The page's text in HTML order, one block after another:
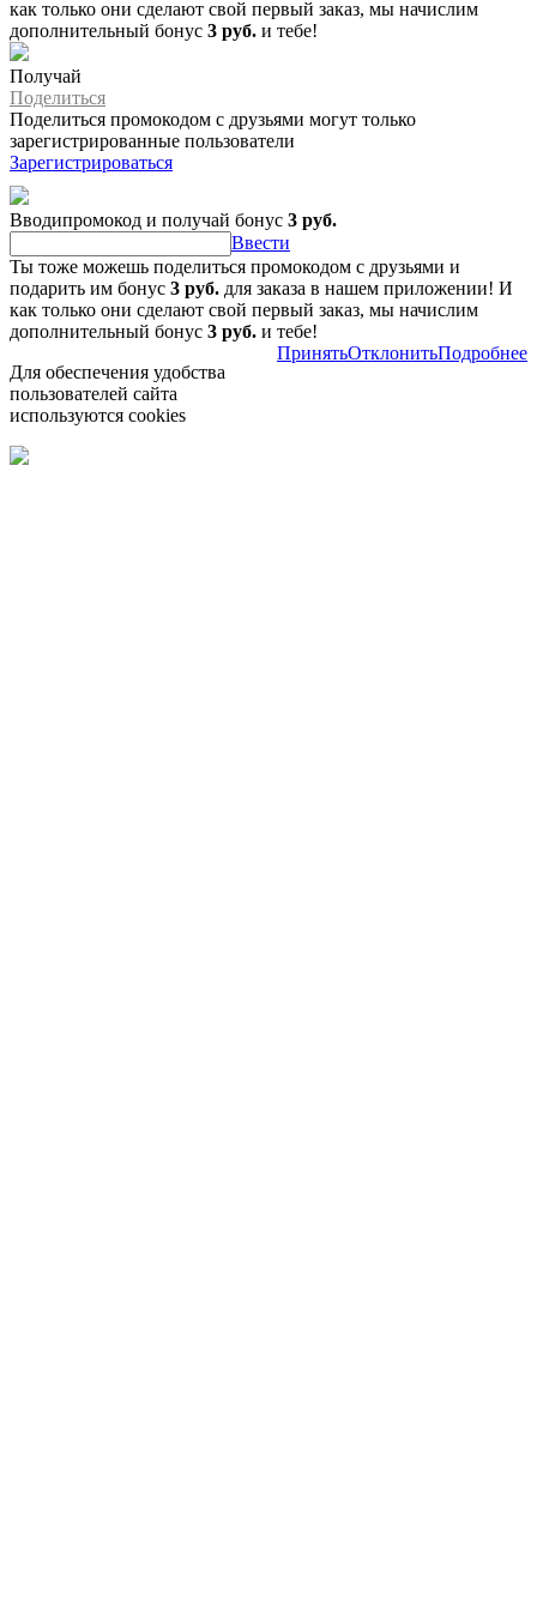
как только они сделают свой первый заказ, мы начислим
дополнительный бонус 3 руб. и тебе!
Получай
Поделиться
Поделиться промокодом с друзьями могут только
зарегистрированные пользователи
Зарегистрироваться
Вводипромокод и получай бонус 3 руб.
Ввести
Ты тоже можешь поделиться промокодом с друзьями и
подарить им бонус 3 руб. для заказа в нашем приложении! И
как только они сделают свой первый заказ, мы начислим
дополнительный бонус 3 руб. и тебе!
Для обеспечения удобства
пользователей сайта
используются cookies
ПринятьОтклонитьПодробнее